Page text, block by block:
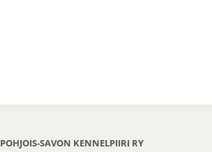
POHJOIS-SAVON KENNELPIIRI RY